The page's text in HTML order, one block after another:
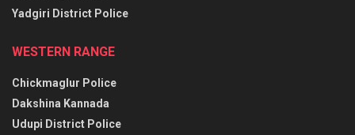
Yadgiri District Police
WESTERN RANGE
Chickmaglur Police
Dakshina Kannada
Udupi District Police